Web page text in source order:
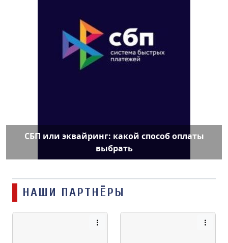
СБП или эквайринг: какой способ оплаты
выбрать
НАШИ ПАРТНЁРЫ